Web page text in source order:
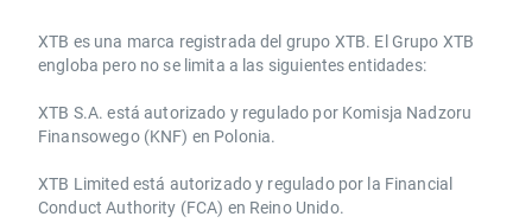
​​XTB es una marca registrada del grupo XTB. El Grupo XTB
engloba pero no se limita a las siguientes entidades:
XTB S.A.​ está autorizado y regulado por Komisja Nadzoru
Finansowego (KNF) ​en Polonia.
XTB Limited ​está autorizado y regulado por la ​Financial
Conduct Authority ​(FCA) en ​​Reino Unido.